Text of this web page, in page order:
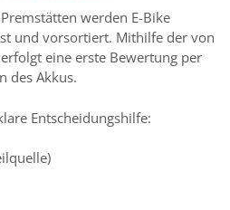
werden E-Bike
und vorsortiert. Mithilfe der von
eine erste Bewertung per
des Akkus.
Entscheidungshilfe: